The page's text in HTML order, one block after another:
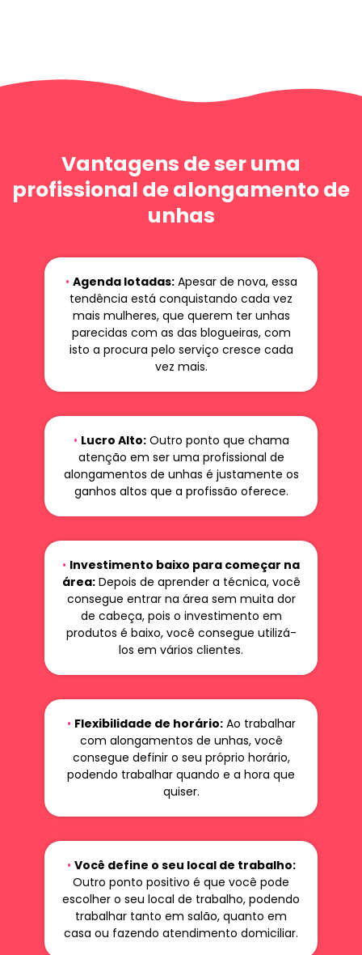
Vantagens de ser uma
profissional de alongamento de
unhas
• Agenda lotadas:Apesar de nova, essa
tendência está conquistando cada vez
mais mulheres, que querem ter unhas
parecidas com as das blogueiras, com
isto a procura pelo serviço cresce cada
vez mais.
• Lucro Alto:Outro ponto que chama
atenção em ser uma profissional de
alongamentos de unhas é justamente os
ganhos altos que a profissão oferece.
• Investimento baixo para começar na
área:Depois de aprender a técnica, você
consegue entrar na área sem muita dor
de cabeça, pois o investimento em
produtos é baixo, você consegue utilizá-
los em vários clientes.
• Flexibilidade de horário:Ao trabalhar
com alongamentos de unhas, você
consegue definir o seu próprio horário,
podendo trabalhar quando e a hora que
quiser.
• Você define o seu local de trabalho:
Outro ponto positivo é que você pode
escolher o seu local de trabalho, podendo
trabalhar tanto em salão, quanto em
casa ou fazendo atendimento domiciliar.